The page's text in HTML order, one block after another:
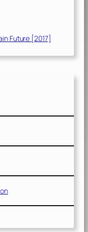
Future [2017]